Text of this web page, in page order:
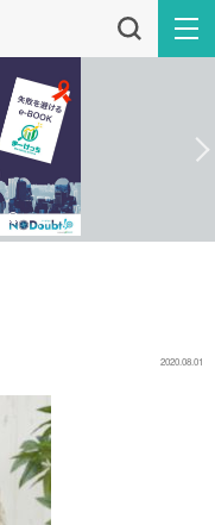
2020.08.01